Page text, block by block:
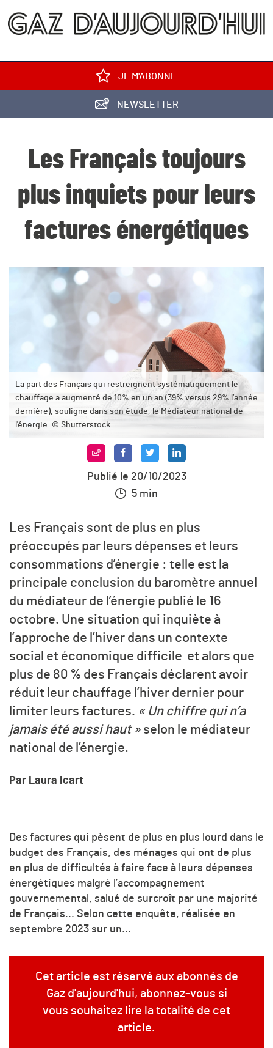
JE M'ABONNE
NEWSLETTER
Les Français toujours
plus inquiets pour leurs
factures énergétiques
La part des Français qui restreignent systématiquement le
chauffage a augmenté de 10% en un an (39% versus 29% l’année
dernière), souligne dans son étude, le Médiateur national de
l'énergie. © Shutterstock
Publié le 20/10/2023
5 min
Les Français sont de plus en plus
préoccupés par leurs dépenses et leurs
consommations d’énergie : telle est la
principale conclusion du baromètre annuel
du médiateur de l’énergie publié le 16
octobre. Une situation qui inquiète à
l’approche de l’hiver dans un contexte
social et économique difficile et alors que
plus de 80 % des Français déclarent avoir
réduit leur chauffage l’hiver dernier pour
limiter leurs factures. « Un chiffre qui n’a
jamais été aussi haut » selon le médiateur
national de l’énergie.
Par Laura Icart
Des factures qui pèsent de plus en plus lourd dans le
budget des Français, des ménages qui ont de plus
en plus de difficultés à faire face à leurs dépenses
énergétiques malgré l’accompagnement
gouvernemental, salué de surcroît par une majorité
de Français... Selon cette enquête, réalisée en
septembre 2023 sur un...
Cet article est réservé aux abonnés de
Gaz d'aujourd'hui, abonnez-vous si
vous souhaitez lire la totalité de cet
article.